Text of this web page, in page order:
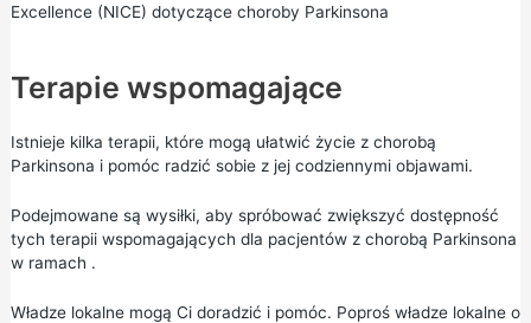
Excellence (NICE) dotyczące choroby Parkinsona
Terapie wspomagające
Istnieje kilka terapii, które mogą ułatwić życie z chorobą
Parkinsona i pomóc radzić sobie z jej codziennymi objawami.
Podejmowane są wysiłki, aby spróbować zwiększyć dostępność
tych terapii wspomagających dla pacjentów z chorobą Parkinsona
w ramach .
Władze lokalne mogą Ci doradzić i pomóc. Poproś władze lokalne o